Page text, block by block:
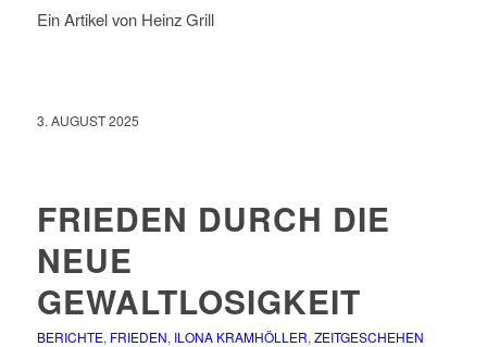
Ein Artikel von Heinz Grill
3. AUGUST 2025
FRIEDEN DURCH DIE
NEUE
GEWALTLOSIGKEIT
BERICHTE, FRIEDEN, ILONA KRAMHÖLLER, ZEITGESCHEHEN